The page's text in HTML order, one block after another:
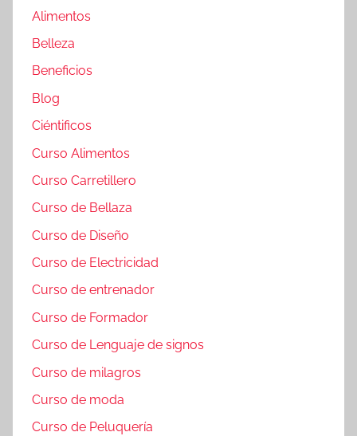
Alimentos
Belleza
Beneficios
Blog
Ciéntificos
Curso Alimentos
Curso Carretillero
Curso de Bellaza
Curso de Diseño
Curso de Electricidad
Curso de entrenador
Curso de Formador
Curso de Lenguaje de signos
Curso de milagros
Curso de moda
Curso de Peluquería